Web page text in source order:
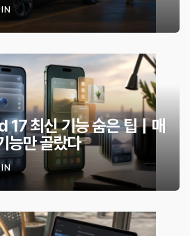
최신 기능 숨은 팁｜매
능만 골랐다